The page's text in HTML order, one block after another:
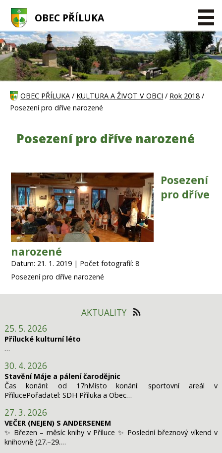
OBEC PŘÍLUKA
OBEC PŘÍLUKA / KULTURA A ŽIVOT V OBCI / Rok 2018 /
Posezení pro dříve narozené
Posezení pro dříve narozené
Posezení
pro dříve
narozené
Datum: 21. 1. 2019 | Počet fotografií: 8
Posezení pro dříve narozené
AKTUALITY
25. 5. 2026
Přílucké kulturní léto
…
30. 4. 2026
Stavění Máje a pálení čarodějnic
Čas konání: od 17hMísto konání: sportovní areál v
PřílucePořadatel: SDH Příluka a Obec…
27. 3. 2026
VEČER (NEJEN) S ANDERSENEM
✨ Březen – měsíc knihy v Příluce ✨ Poslední březnový víkend v
knihovně (27.–29.…